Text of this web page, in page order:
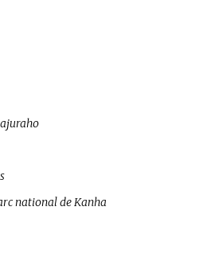
national de Kanha